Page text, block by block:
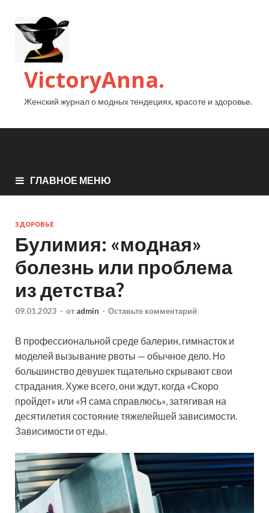
VictoryAnna.
Женский журнал о модных тендециях, красоте и здоровье.
ГЛАВНОЕ МЕНЮ
ЗДОРОВЬЕ
Булимия: «модная»
болезнь или проблема
из детства?
09.01.2023 - от admin - Оставьте комментарий
В профессиональной среде балерин, гимнасток и
моделей вызывание рвоты — обычное дело. Но
большинство девушек тщательно скрывают свои
страдания. Хуже всего, они ждут, когда «Скоро
пройдет» или «Я сама справлюсь», затягивая на
десятилетия состояние тяжелейшей зависимости.
Зависимости от еды.